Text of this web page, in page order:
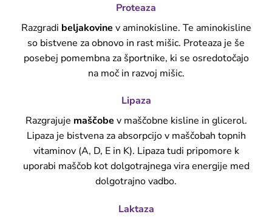
Proteaza
Razgradi beljakovine v aminokisline. Te aminokisline
so bistvene za obnovo in rast mišic. Proteaza je še
posebej pomembna za športnike, ki se osredotočajo
na moč in razvoj mišic.
Lipaza
Razgrajuje maščobe v maščobne kisline in glicerol.
Lipaza je bistvena za absorpcijo v maščobah topnih
vitaminov (A, D, E in K). Lipaza tudi pripomore k
uporabi maščob kot dolgotrajnega vira energije med
dolgotrajno vadbo.
Laktaza